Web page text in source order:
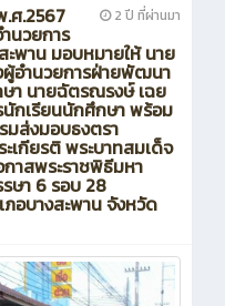
2 ปี ที่ผ่านมา
.ศ.2567
นวยการ
พาน มอบหมายให้ นาย
อำนวยการฝ่ายพัฒนา
า นายฉัตรณรงษ์ เฉย
กเรียนนักศึกษา พร้อม
มส่งมอบธงตรา
กียรติ พระบาทสมเด็จ
กาสพระราชพิธีมหา
ษา 6 รอบ 28
อบางสะพาน จังหวัด